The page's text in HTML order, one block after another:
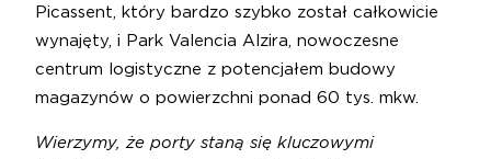
Picassent, który bardzo szybko został całkowicie
wynajęty, i Park Valencia Alzira, nowoczesne
centrum logistyczne z potencjałem budowy
magazynów o powierzchni ponad 60 tys. mkw.
Wierzymy, że porty staną się kluczowymi